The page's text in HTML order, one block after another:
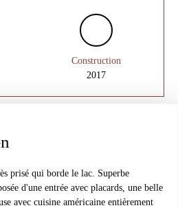
Construction
2017
prisé qui borde le lac. Superbe
d'une entrée avec placards, une belle
avec cuisine américaine entièrement